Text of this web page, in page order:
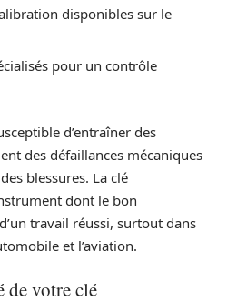
disponibles sur le
pour un contrôle
d’entraîner des
des défaillances mécaniques
blessures. La clé
dont le bon
travail réussi, surtout dans
et l’aviation.
de votre clé